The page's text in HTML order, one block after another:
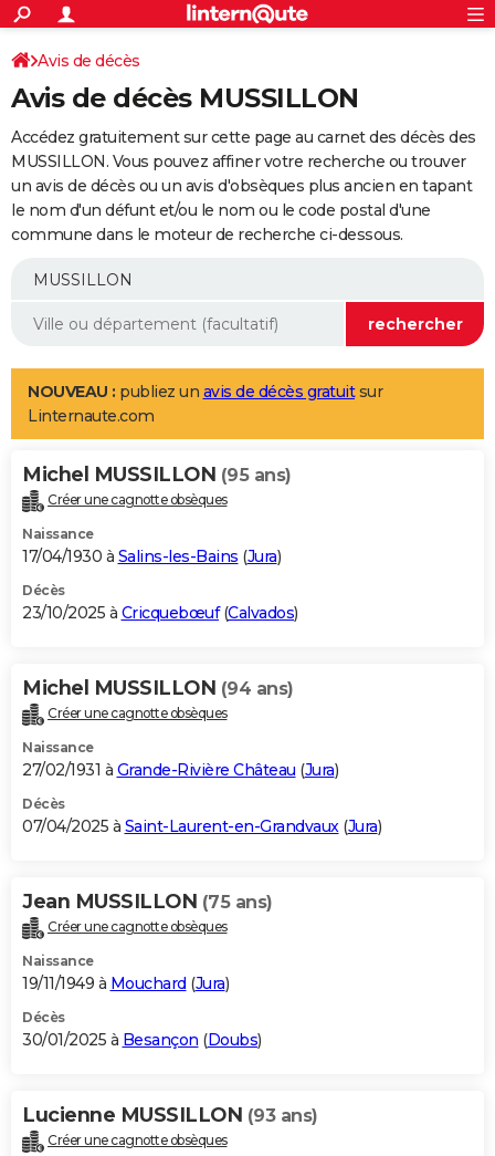
ACTUALITÉS
Politique
Société
Faits Divers
Education
Monde
Villes
+
SPORT
Coupe du monde 2026
Football
Tennis
Cyclisme
Rugby
Forum
Programme TV
TNTStreaming
Cinéma
Sorties cinéma
Musique
+
FINANCE
Impôts
Immobilier
Risques naturels par ville
Banque
Assurance
Crédit
AUTO
Essais
Réserver un essai
Citadines
Berlines
SUV
Forum auto
+
Mobiles
Meilleur smartphone
Internet
Ordinateurs
Jeux vidéo
Guide high-tech
Aménagement intérieur
LIFESTYLE
Art de vivre
Bien-être
Loisirs
Mode
Modes de vie
Alimentation
Guide de la santé
Maladies
Médicaments
Sommeil
VOYAGE
Destinations
City break
Voyage nature
Voyage de noces
Forum
Climat
+PHOTO
GUIDES D'ACHAT
BONS PLANS
Carte de Noël
Carte Bonne année
Carte Saint-Valentin
Carte Pâques
Carte d'anniversaire
DICTIONNAIRE
Dictionnaire
Biographies
Citations
Expressions
Proverbes
PROGRAMME TV
S'inscrire
Se connecter
Lycées
Collèges
Primaires
Universités
Entreprises
Service militaire
Avis de recherche
AVIS DE DÉCÈS
Bricolage
Lifestyle
Culture
Sport
Auto
Television
Voyage
Cinema
Avis de décès
Avis de décès MUSSILLON
Accédez gratuitement sur cette page au carnet des décès des
MUSSILLON. Vous pouvez affiner votre recherche ou trouver
un avis de décès ou un avis d'obsèques plus ancien en tapant
le nom d'un défunt et/ou le nom ou le code postal d'une
commune dans le moteur de recherche ci-dessous.
NOUVEAU : publiez un avis de décès gratuitsur
Linternaute.com
Michel MUSSILLON (95 ans)
Créer une cagnotte obsèques
Naissance
17/04/1930 à Salins-les-Bains (Jura)
Décès
23/10/2025 à Cricquebœuf(Calvados)
Michel MUSSILLON (94 ans)
Créer une cagnotte obsèques
Naissance
27/02/1931 à Grande-Rivière Château (Jura)
Décès
07/04/2025 à Saint-Laurent-en-Grandvaux(Jura)
Jean MUSSILLON (75 ans)
Créer une cagnotte obsèques
Naissance
19/11/1949 à Mouchard (Jura)
Décès
30/01/2025 à Besançon (Doubs)
Lucienne MUSSILLON (93 ans)
Créer une cagnotte obsèques